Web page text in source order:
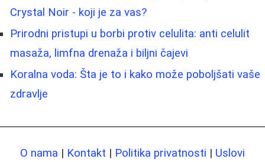
Crystal Noir - koji je za vas?
Prirodni pristupi u borbi protiv celulita: anti celulit
masaža, limfna drenaža i biljni čajevi
Koralna voda: Šta je to i kako može poboljšati vaše
zdravlje
O nama | Kontakt | Politika privatnosti | Uslovi